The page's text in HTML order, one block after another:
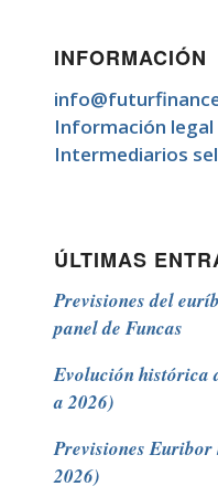
INFORMACIÓN
Información legal
Intermediarios
ÚLTIMAS
Previsiones del
panel de Funcas
Evolución histórica
a 2026)
Previsiones
2026)